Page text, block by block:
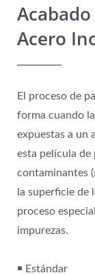
Acero
El proceso de
forma cuando
expuestas a un
esta película de
contaminantes
la superficie de
proceso
impurezas.
￭ Estándar